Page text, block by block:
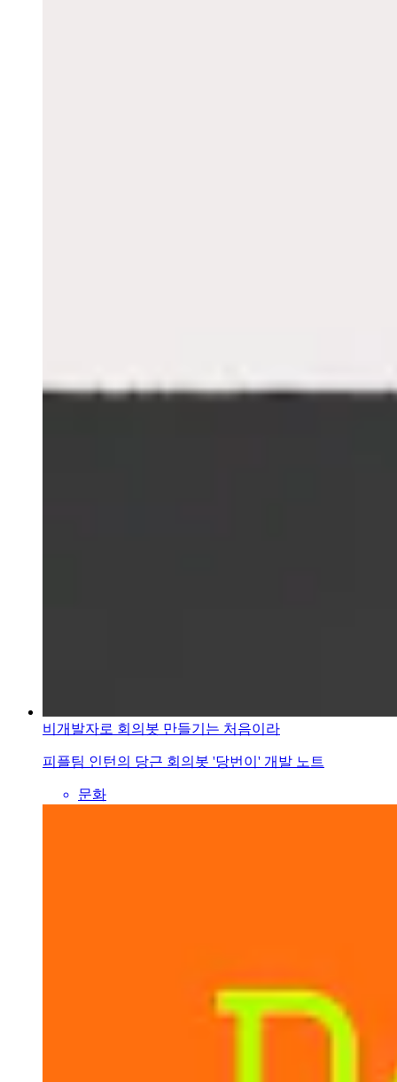
비개발자로 회의봇 만들기는 처음이라
피플팀 인턴의 당근 회의봇 '당번이' 개발 노트
문화